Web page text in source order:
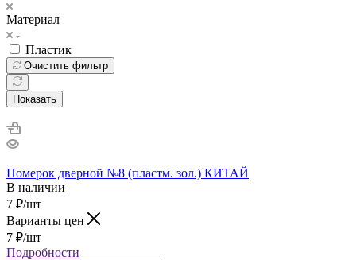
Материал
Пластик
Очистить фильтр
Показать
Номерок дверной №8 (пластм. зол.) КИТАЙ
В наличии
7 ₽/шт
Варианты цен
7 ₽/шт
Подробности